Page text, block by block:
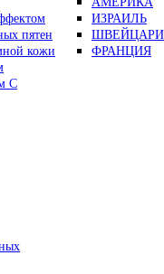
пятен
кожи
С
ИЗРАИЛЬ
ФРАНЦИЯ